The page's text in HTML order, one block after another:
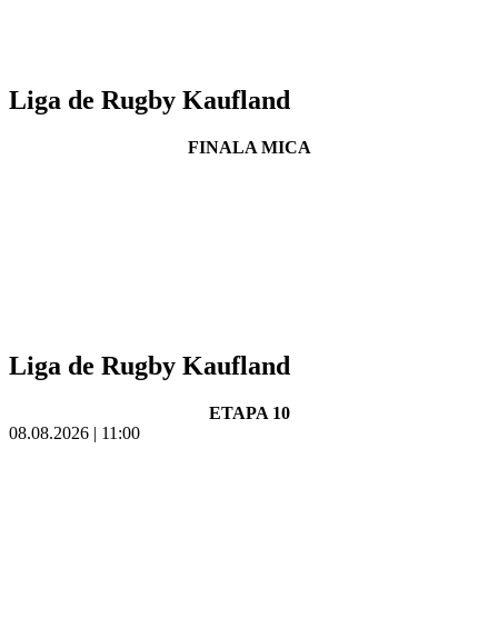
Liga de Rugby Kaufland
FINALA MICA
Liga de Rugby Kaufland
ETAPA 10
08.08.2026 | 11:00